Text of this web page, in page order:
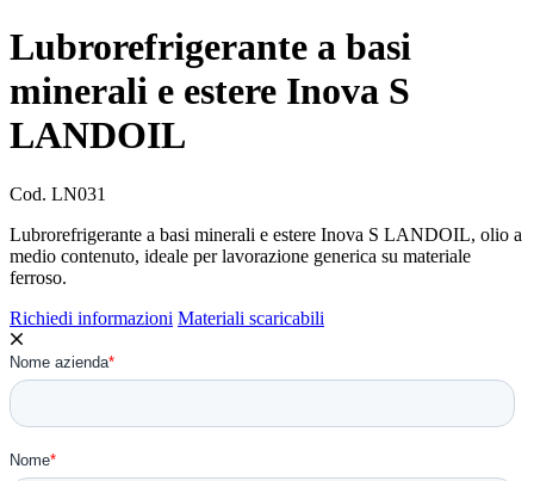
Lubrorefrigerante a basi
minerali e estere Inova S
LANDOIL
Cod. LN031
Lubrorefrigerante a basi minerali e estere Inova S LANDOIL, olio a
medio contenuto, ideale per lavorazione generica su materiale
ferroso.
Richiedi informazioni Materiali scaricabili